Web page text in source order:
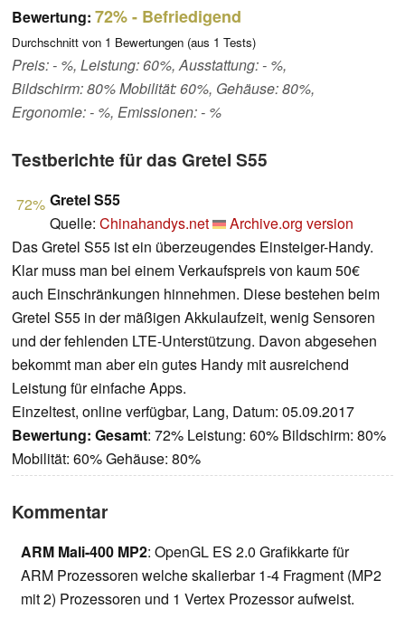
Bewertung: 72%- Befriedigend
Durchschnitt von 1 Bewertungen (aus 1 Tests)
Preis: - %, Leistung: 60%, Ausstattung: - %,
Bildschirm: 80% Mobilität: 60%, Gehäuse: 80%,
Ergonomie: - %, Emissionen: - %
Testberichte für das Gretel S55
72% Gretel S55
Quelle: Chinahandys.net
Archive.org version
Das Gretel S55 ist ein überzeugendes Einsteiger-Handy.
Klar muss man bei einem Verkaufspreis von kaum 50€
auch Einschränkungen hinnehmen. Diese bestehen beim
Gretel S55 in der mäßigen Akkulaufzeit, wenig Sensoren
und der fehlenden LTE-Unterstützung. Davon abgesehen
bekommt man aber ein gutes Handy mit ausreichend
Leistung für einfache Apps.
Einzeltest, online verfügbar, Lang, Datum: 05.09.2017
Bewertung: Gesamt: 72% Leistung: 60% Bildschirm: 80%
Mobilität: 60% Gehäuse: 80%
Kommentar
ARM Mali-400 MP2: OpenGL ES 2.0 Grafikkarte für
ARM Prozessoren welche skalierbar 1-4 Fragment (MP2
mit 2) Prozessoren und 1 Vertex Prozessor aufweist.